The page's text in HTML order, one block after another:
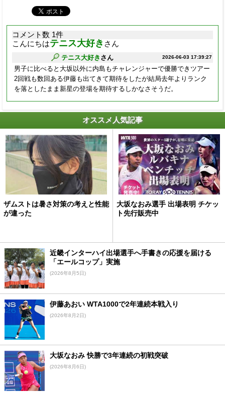
コメント数 1件
こんにちはテニス大好き さん
2026-06-03 17:39:27
テニス大好き さん
男子に比べると大坂以外に内島もチャレンジャーで優勝できツアー
2回戦も数回ある伊藤も出てきて期待をしたが結局去年よりランク
を落としたまま新星の登場を期待するしかなさそうだ。
オススメ人気記事
ザムストは暑さ対策の考えと性能
が違った
大坂なおみ選手 出場表明 チケッ
ト先行販売中
近畿インターハイ出場選手へ手書きの応援を届ける
「エールコップ」実施
(2026年8月5日)
伊藤あおい WTA1000で2年連続本戦入り
(2026年8月2日)
大坂なおみ 快勝で3年連続の初戦突破
(2026年8月6日)